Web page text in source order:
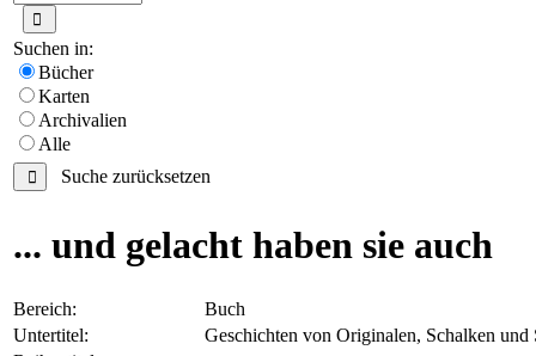
Suchen in:
Bücher
Karten
Archivalien
Alle
Suche zurücksetzen
... und gelacht haben sie auch
Bereich:
Buch
Untertitel:
Geschichten von Originalen, Schalken und